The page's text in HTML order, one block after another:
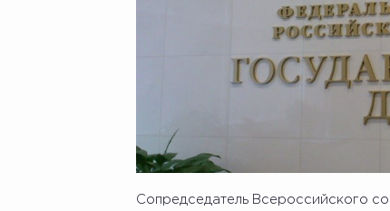
Сопредседатель Всероссийского